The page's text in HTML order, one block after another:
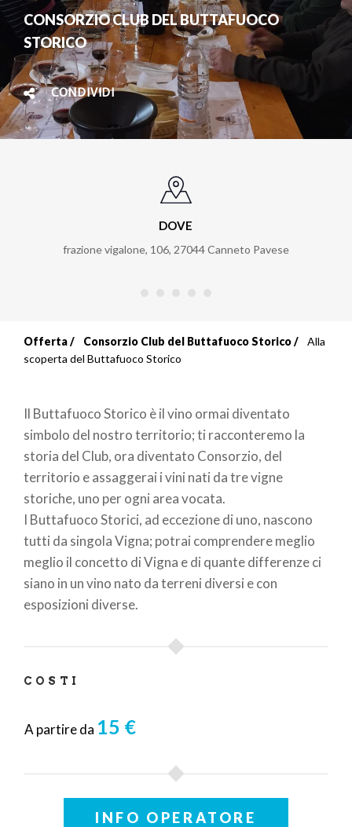
CONSORZIO CLUB DEL BUTTAFUOCO
STORICO
CONDIVIDI
DOVE
frazione vigalone, 106, 27044Canneto Pavese
Briciole
pane
Offerta Consorzio Club del Buttafuoco Storico
Alla
scoperta del Buttafuoco Storico
Il Buttafuoco Storico è il vino ormai diventato
simbolo del nostro territorio; ti racconteremo la
storia del Club, ora diventato Consorzio, del
territorio e assaggerai i vini nati da tre vigne
storiche, uno per ogni area vocata.
I Buttafuoco Storici, ad eccezione di uno, nascono
tutti da singola Vigna; potrai comprendere meglio
meglio il concetto di Vigna e di quante differenze ci
siano in un vino nato da terreni diversi e con
esposizioni diverse.
COSTI
A partire da 15 €
INFO OPERATORE